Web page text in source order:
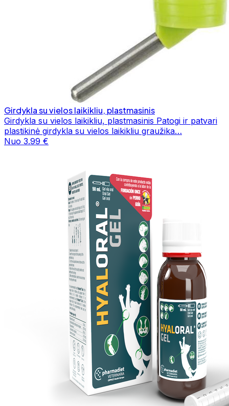
Girdykla su vielos laikikliu, plastmasinis
Girdykla su vielos laikikliu, plastmasinis Patogi ir patvari
plastikinė girdykla su vielos laikikliu graužika…
Nuo 3.99 €